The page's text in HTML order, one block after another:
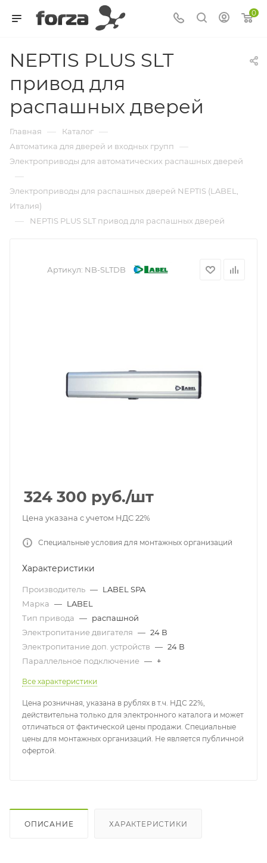
0
NEPTIS PLUS SLT
привод для
распашных дверей
Главная — Каталог —
Автоматика для дверей и входных групп —
Электроприводы для автоматических распашных дверей
—
Электроприводы для распашных дверей NEPTIS (LABEL,
Италия)
— NEPTIS PLUS SLT привод для распашных дверей
Артикул: NB-SLTDB
324 300 руб./шт
Цена указана с учетом НДС 22%
Специальные условия для монтажных организаций
Характеристики
Производитель — LABEL SPA
Марка — LABEL
Тип привода — распашной
Электропитание двигателя — 24 В
Электропитание доп. устройств — 24 В
Параллельное подключение — +
Все характеристики
Цена розничная, указана в рублях в т.ч. НДС 22%,
действительна только для электронного каталога и может
отличаться от фактической цены продажи. Специальные
цены для монтажных организаций. Не является публичной
офертой.
ОПИСАНИЕ ХАРАКТЕРИСТИКИ